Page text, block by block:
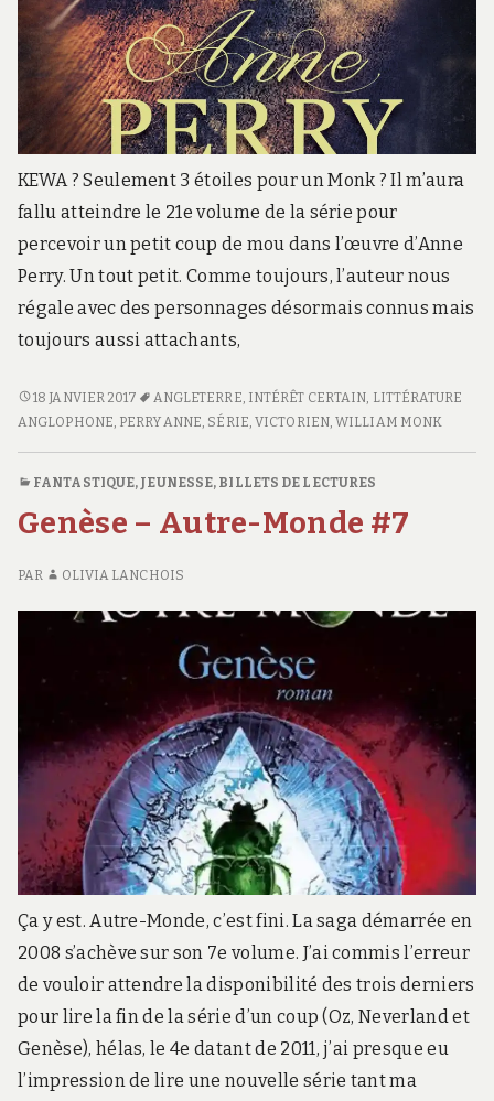
KEWA ? Seulement 3 étoiles pour un Monk ? Il m’aura
fallu atteindre le 21e volume de la série pour
percevoir un petit coup de mou dans l’œuvre d’Anne
Perry. Un tout petit. Comme toujours, l’auteur nous
régale avec des personnages désormais connus mais
toujours aussi attachants,
<SPAN
CLASS="ENTRY-
DES
<SPAN
SUBTITLE">WILLIAM
18 JANVIER 2017 ANGLETERRE, INTÉRÊT CERTAIN, LITTÉRATURE
ANGLOPHONE, PERRY ANNE, SÉRIE,VICTORIEN,WILLIAM MONK
FANTASTIQUE, JEUNESSE, BILLETS DE LECTURES
Genèse – Autre-Monde #7
PAR OLIVIA LANCHOIS
Ça y est. Autre-Monde, c’est fini. La saga démarrée en
2008 s’achève sur son 7e volume. J’ai commis l’erreur
de vouloir attendre la disponibilité des trois derniers
pour lire la fin de la série d’un coup (Oz, Neverland et
Genèse), hélas, le 4e datant de 2011, j’ai presque eu
l’impression de lire une nouvelle série tant ma